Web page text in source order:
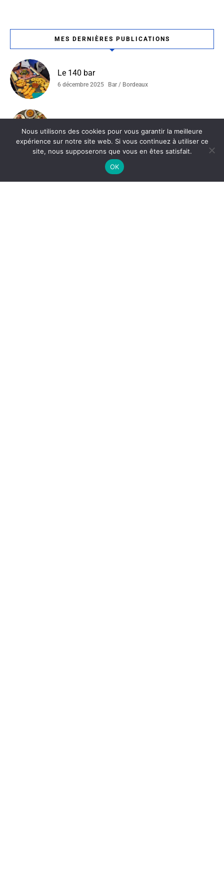
MES DERNIÈRES PUBLICATIONS
Le 140 bar
6 décembre 2025 Bar / Bordeaux
4 décembre 2025 Bordeaux / Restaurant Tunisien
La Ferme Du Compostelle
Nous utilisons des cookies pour vous garantir la meilleure
expérience sur notre site web. Si vous continuez à utiliser ce
site, nous supposerons que vous en êtes satisfait.
OK